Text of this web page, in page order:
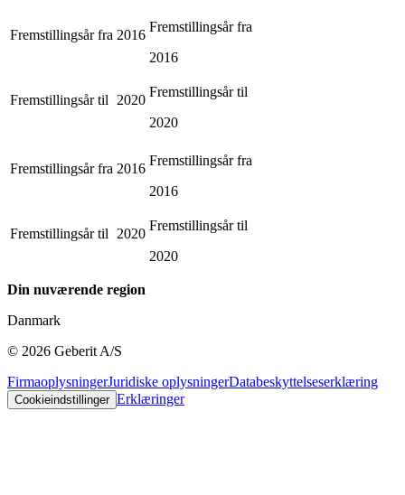
Fremstillingsår fra 2016
Fremstillingsår fra
2016
Fremstillingsår til 2020
Fremstillingsår til
2020
Fremstillingsår fra 2016
Fremstillingsår fra
2016
Fremstillingsår til 2020
Fremstillingsår til
2020
Din nuværende region
Danmark
© 2026 Geberit A/S
FirmaoplysningerJuridiske oplysningerDatabeskyttelseserklæring
Cookieindstillinger Erklæringer